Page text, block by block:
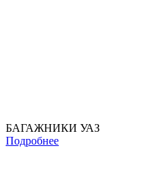
БАГАЖНИКИ УАЗ
Подробнее